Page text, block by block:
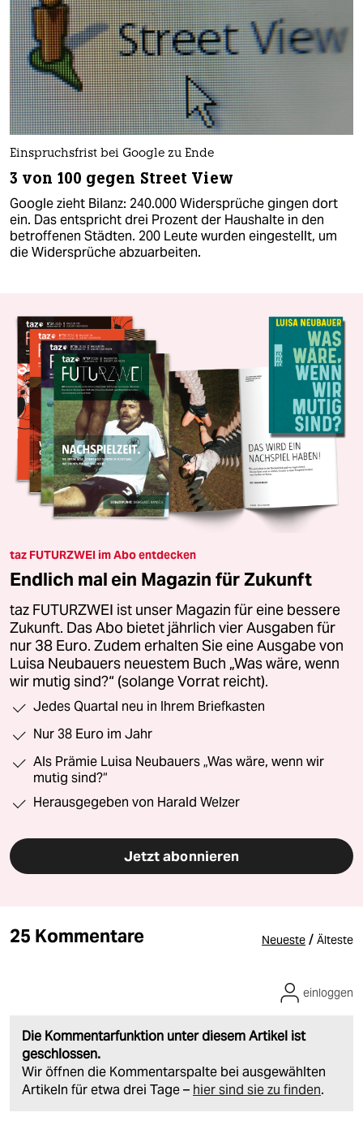
Einspruchsfrist bei Google zu Ende
3 von 100 gegen Street View
Google zieht Bilanz: 240.000 Widersprüche gingen dort
ein. Das entspricht drei Prozent der Haushalte in den
betroffenen Städten. 200 Leute wurden eingestellt, um
die Widersprüche abzuarbeiten.
taz FUTURZWEI im Abo entdecken
Endlich mal ein Magazin für Zukunft
taz FUTURZWEI ist unser Magazin für eine bessere
Zukunft. Das Abo bietet jährlich vier Ausgaben für
nur 38 Euro. Zudem erhalten Sie eine Ausgabe von
Luisa Neubauers neuestem Buch „Was wäre, wenn
wir mutig sind?“ (solange Vorrat reicht).
Jedes Quartal neu in Ihrem Briefkasten
Nur 38 Euro im Jahr
Als Prämie Luisa Neubauers „Was wäre, wenn wir
mutig sind?“
Herausgegeben von Harald Welzer
Jetzt abonnieren
25 Kommentare Neueste / Älteste
Die Kommentarfunktion unter diesem Artikel ist
geschlossen.
Wir öffnen die Kommentarspalte bei ausgewählten
Artikeln für etwa drei Tage – hier sind sie zu finden.
einloggen